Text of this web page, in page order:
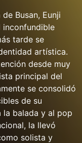
Busan, Eunji
inconfundible
tarde se
artística.
desde muy
principal del
se consolidó
de su
la balada y al pop
la llevó
solista y